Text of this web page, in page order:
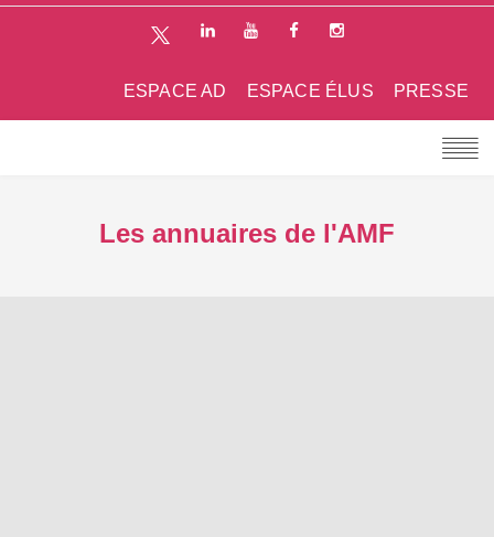
PRESSE
ESPACE ÉLUS
ESPACE AD
Les annuaires de l'AMF